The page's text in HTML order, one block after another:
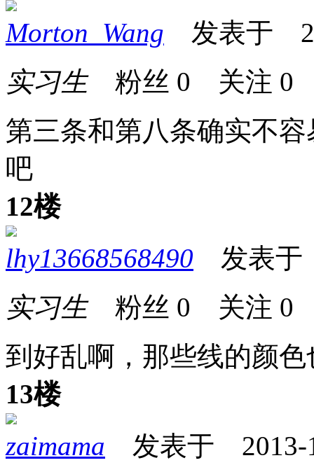
Morton_Wang 发表于
实习生粉丝 0 关注 0
第三条和第八条确实不
吧
12楼
lhy13668568490 发表于
实习生粉丝 0 关注 0
到好乱啊，那些线的颜
13楼
zaimama 发表于 2013-